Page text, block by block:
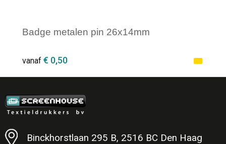
Badge metalen pin 26x14mm
vanaf € 0,50
Minimale afname: 1
Binckhorstlaan 295 B, 2516 BC Den Haag